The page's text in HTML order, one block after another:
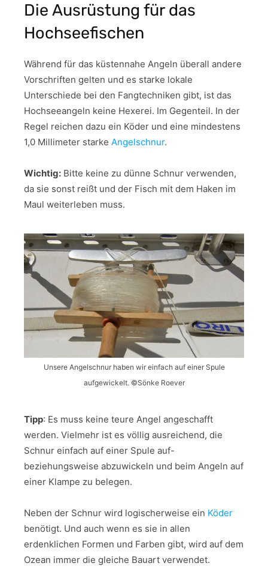
Die Ausrüstung für das
Hochseefischen
Während für das küstennahe Angeln überall andere
Vorschriften gelten und es starke lokale
Unterschiede bei den Fangtechniken gibt, ist das
Hochseeangeln keine Hexerei. Im Gegenteil. In der
Regel reichen dazu ein Köder und eine mindestens
1,0 Millimeter starke Angelschnur.
Wichtig: Bitte keine zu dünne Schnur verwenden,
da sie sonst reißt und der Fisch mit dem Haken im
Maul weiterleben muss.
Unsere Angelschnur haben wir einfach auf einer Spule
aufgewickelt. ©Sönke Roever
Tipp: Es muss keine teure Angel angeschafft
werden. Vielmehr ist es völlig ausreichend, die
Schnur einfach auf einer Spule auf-
beziehungsweise abzuwickeln und beim Angeln auf
einer Klampe zu belegen.
Neben der Schnur wird logischerweise ein Köder
benötigt. Und auch wenn es sie in allen
erdenklichen Formen und Farben gibt, wird auf dem
Ozean immer die gleiche Bauart verwendet.